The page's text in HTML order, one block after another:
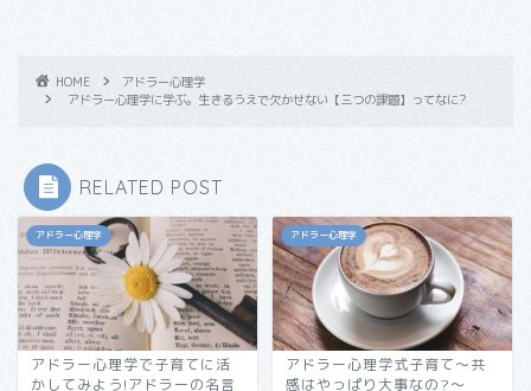
HOME
アドラー心理学
アドラー心理学に学ぶ。生きるうえで欠かせない【三つの課題】ってなに?
RELATED POST
アドラー心理学
アドラー心理学で子育てに活
かしてみよう!アドラーの名言
アドラー心理学
アドラー心理学式子育て～共
感はやっぱり大事なの?～